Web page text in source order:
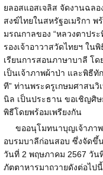
ยลอสแอสเจลิส จัดงานฉล
สงฆ์ไทยในสหรัฐอเมริกา
มรณกาลของ “หลวงตาปร
รองเจ้าอาวาสวัดไทยฯ ใ
เรียนการสอนภาษาบาลี โ
เป็นเจ้าภาพผ้าป่า และพิธี
ที” ท่านพระครูเกษมศาสน
นิล เป็นประธาน ขอเชิญศิ
พิธีโดยพร้อมเพรียงกัน
ขออนุโมทนาบุญเจ้าภา
อบรมบาลีก่อนสอบ ซึ่งจัดขึ้
วันที่ 2 พฤษภาคม 2567 วัน
ภัตตาหารมาถวายดังต่อไป